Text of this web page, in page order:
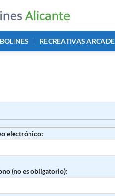
RECREATIVAS ARCADE
electrónico:
(no es obligatorio):